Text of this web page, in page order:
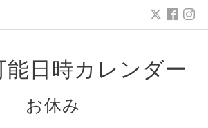
能日時カレンダー
お休み